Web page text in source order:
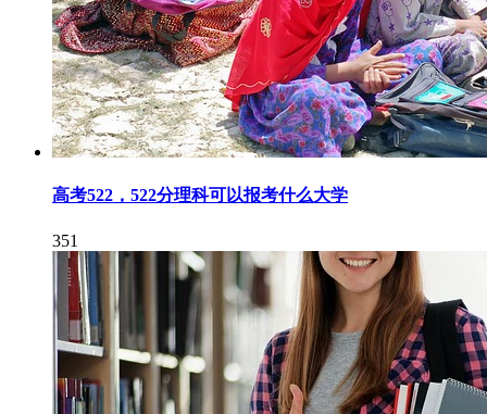
高考522，522分理科可以报考什么大学
351